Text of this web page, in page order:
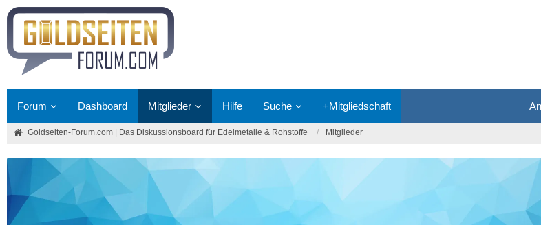
Forum Dashboard Mitglieder Hilfe Suche +Mitgliedschaft
Goldseiten-Forum.com | Das Diskussionsboard für Edelmetalle & Rohstoffe Mitglieder